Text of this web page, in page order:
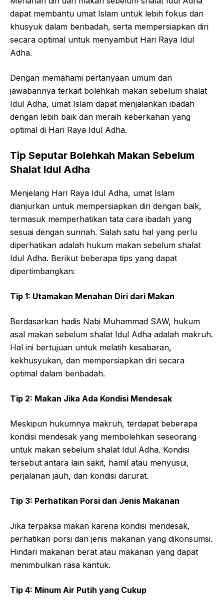
dapat membantu umat Islam untuk lebih fokus dan
khusyuk dalam beribadah, serta mempersiapkan diri
secara optimal untuk menyambut Hari Raya Idul
Adha.
Dengan memahami pertanyaan umum dan
jawabannya terkait bolehkah makan sebelum shalat
Idul Adha, umat Islam dapat menjalankan ibadah
dengan lebih baik dan meraih keberkahan yang
optimal di Hari Raya Idul Adha.
Tip Seputar Bolehkah Makan Sebelum
Shalat Idul Adha
Menjelang Hari Raya Idul Adha, umat Islam
dianjurkan untuk mempersiapkan diri dengan baik,
termasuk memperhatikan tata cara ibadah yang
sesuai dengan sunnah. Salah satu hal yang perlu
diperhatikan adalah hukum makan sebelum shalat
Idul Adha. Berikut beberapa tips yang dapat
dipertimbangkan:
Tip 1: Utamakan Menahan Diri dari Makan
Berdasarkan hadis Nabi Muhammad SAW, hukum
asal makan sebelum shalat Idul Adha adalah makruh.
Hal ini bertujuan untuk melatih kesabaran,
kekhusyukan, dan mempersiapkan diri secara
optimal dalam beribadah.
Tip 2: Makan Jika Ada Kondisi Mendesak
Meskipun hukumnya makruh, terdapat beberapa
kondisi mendesak yang membolehkan seseorang
untuk makan sebelum shalat Idul Adha. Kondisi
tersebut antara lain sakit, hamil atau menyusui,
perjalanan jauh, dan kondisi darurat.
Tip 3: Perhatikan Porsi dan Jenis Makanan
Jika terpaksa makan karena kondisi mendesak,
perhatikan porsi dan jenis makanan yang dikonsumsi.
Hindari makanan berat atau makanan yang dapat
menimbulkan rasa kantuk.
Tip 4: Minum Air Putih yang Cukup